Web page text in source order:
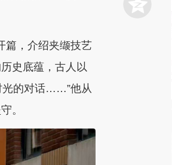
，介绍夹缬技艺
史底蕴，古人以
光的对话……”他从
。